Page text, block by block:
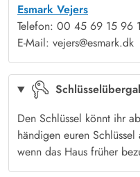
Schreibtisch, falls doch
in Ruhe zurückziehen. Das
Fußbodenheizung und
Große Holzterrasse für
Auf der großzügigen
Sommertage in vollen
Buch in den Liegestühlen
Tisch für einen
der Terrasse auch ein paar
Esmark Vejers
Telefon: 00 45 69 15 96
E-Mail: vejers@esmark.dk
Den Schlüssel könnt ihr
händigen euren
wenn das Haus früher